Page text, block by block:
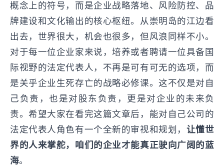
概念上的符号，而是企业战略落地、风险防控、品
牌建设和文化输出的核心枢纽。从崇明岛的江边看
出去，世界很大，机会也很多，但风浪同样不小。
对于每一位企业家来说，培养或者聘请一位具备国
际视野的法定代表人，不再是可有可无的选项，而
是关乎企业生死存亡的战略必修课。这不仅是对自
己负责，也是对股东负责，更是对企业的未来负
责。希望大家在看完这篇文章后，能对自己公司的
法定代表人角色有一个全新的审视和规划， 让懂世
界的人来掌舵，咱们的企业才能真正驶向广阔的蓝
海。